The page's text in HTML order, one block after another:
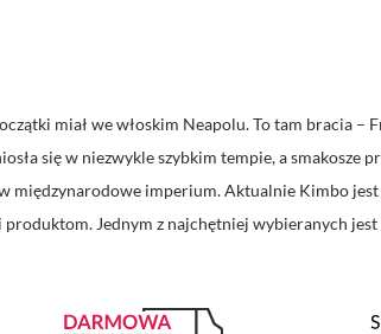
miał we włoskim Neapolu. To tam bracia
się w niezwykle szybkim tempie, a smakosze
międzynarodowe imperium. Aktualnie Kimbo
Jednym z najchętniej wybieranych